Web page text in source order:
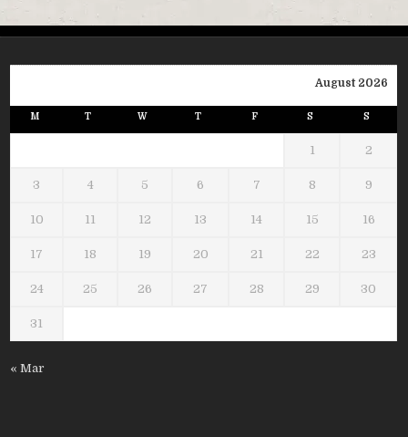
August 2026
M T W T F S S
1 2
3 4 5 6 7 8 9
10 11 12 13 14 15 16
17 18 19 20 21 22 23
24 25 26 27 28 29 30
31
« Mar